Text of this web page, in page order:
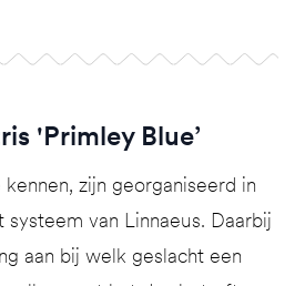
'Primley Blue’
zijn georganiseerd in
systeem van Linnaeus. Daarbij
aan bij welk geslacht een